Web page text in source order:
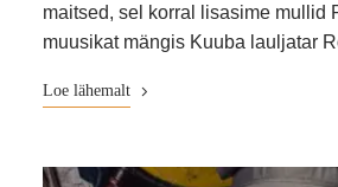
maitsed, sel korral lisasime mullid
muusikat mängis Kuuba lauljatar
Loe lähemalt